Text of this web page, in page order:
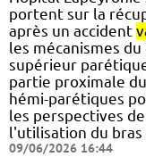
portent sur la
après un accident
les mécanismes
supérieur
partie proximale
hémi-parétiques
les perspectives
l'utilisation du bras
09/06/2026 16:44